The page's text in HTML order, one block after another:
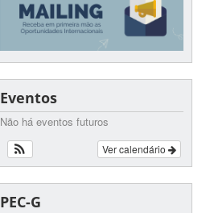
Eventos
Não há eventos futuros
Ver calendário
PEC-G